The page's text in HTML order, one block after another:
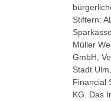
Stiftern:
Müller
GmbH,
Stadt
Financial
KG. Das